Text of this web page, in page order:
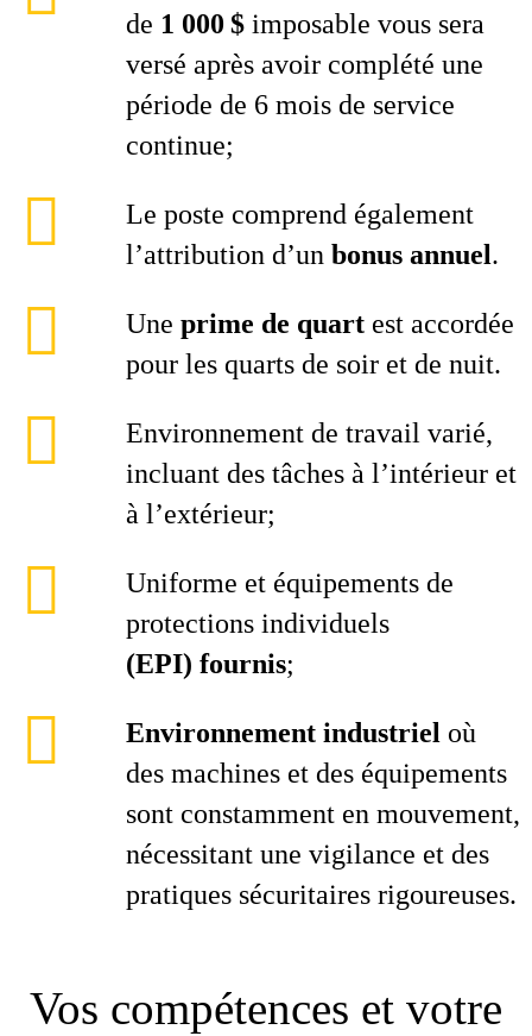
de 1 000 $ imposable vous sera
versé après avoir complété une
période de 6 mois de service
continue;
Le poste comprend également
l’attribution d’un bonus annuel.
Une prime de quart est accordée
pour les quarts de soir et de nuit.
Environnement de travail varié,
incluant des tâches à l’intérieur et
à l’extérieur;
Uniforme et équipements de
protections individuels
(EPI) fournis;
Environnement industriel où
des machines et des équipements
sont constamment en mouvement,
nécessitant une vigilance et des
pratiques sécuritaires rigoureuses.
Vos compétences et votre